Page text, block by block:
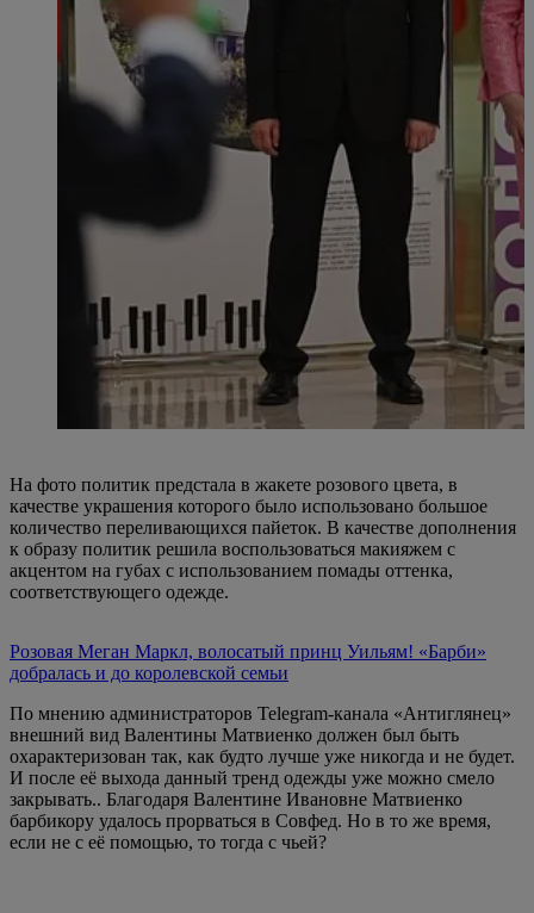
На фото политик предстала в жакете розового цвета, в
качестве украшения которого было использовано большое
количество переливающихся пайеток. В качестве дополнения
к образу политик решила воспользоваться макияжем с
акцентом на губах с использованием помады оттенка,
соответствующего одежде.
Розовая Меган Маркл, волосатый принц Уильям! «Барби»
добралась и до королевской семьи
По мнению администраторов Telegram-канала «Антиглянец»
внешний вид Валентины Матвиенко должен был быть
охарактеризован так, как будто лучше уже никогда и не будет.
И после её выхода данный тренд одежды уже можно смело
закрывать.. Благодаря Валентине Ивановне Матвиенко
барбикору удалось прорваться в Совфед. Но в то же время,
если не с её помощью, то тогда с чьей?